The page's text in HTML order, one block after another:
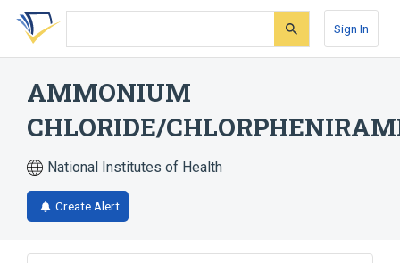
Skip
search
Skip
Skip
account
Sign In
AMMONIUM
CHLORIDE/
National Institutes of Health
Create Alert